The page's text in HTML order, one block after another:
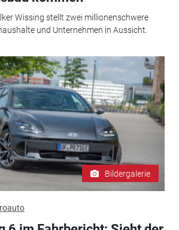
Wissing stellt zwei millionenschwere
und Unternehmen in Aussicht.
Bildergalerie